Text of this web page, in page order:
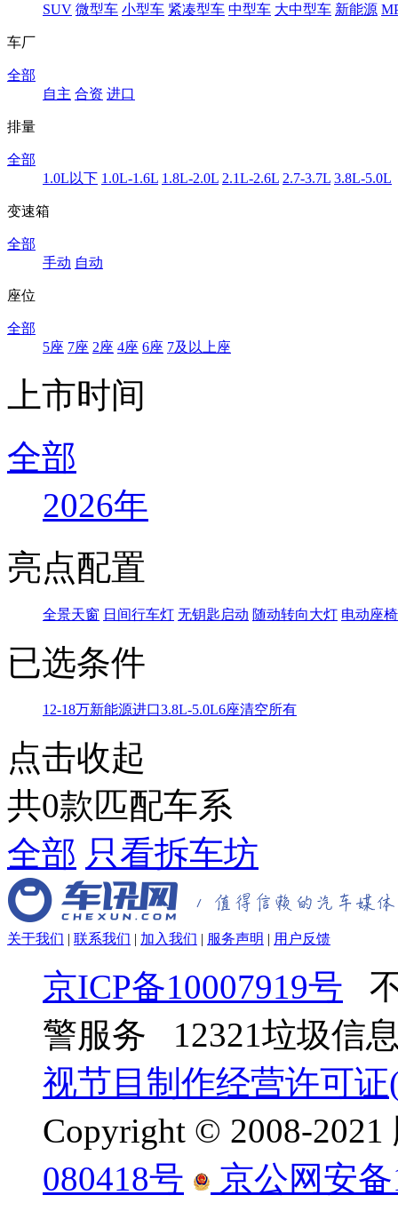
SUV 微型车 小型车 紧凑型车 中型车 大中型车 新能源
车厂
全部
自主 合资 进口
排量
全部
1.0L以下 1.0L-1.6L 1.8L-2.0L 2.1L-2.6L 2.7-3.7L 3.8L-5.0L
变速箱
全部
手动 自动
座位
全部
5座 7座 2座 4座 6座 7及以上座
上市时间
全部
2026年
亮点配置
全景天窗 日间行车灯 无钥匙启动 随动转向大灯 电动座椅
已选条件
12-18万新能源进口3.8L-5.0L6座清空所有
点击收起
共0款匹配车系
全部 只看拆车坊
关于我们 | 联系我们 | 加入我们 | 服务声明 | 用户反馈
京ICP备10007919号
警服务 12321垃圾信
视节目制作经营许可证
Copyright © 2008-
080418号
京公网安备